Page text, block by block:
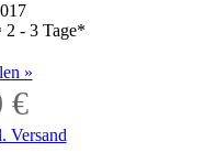
2 - 3 Tage*
»
€
Versand